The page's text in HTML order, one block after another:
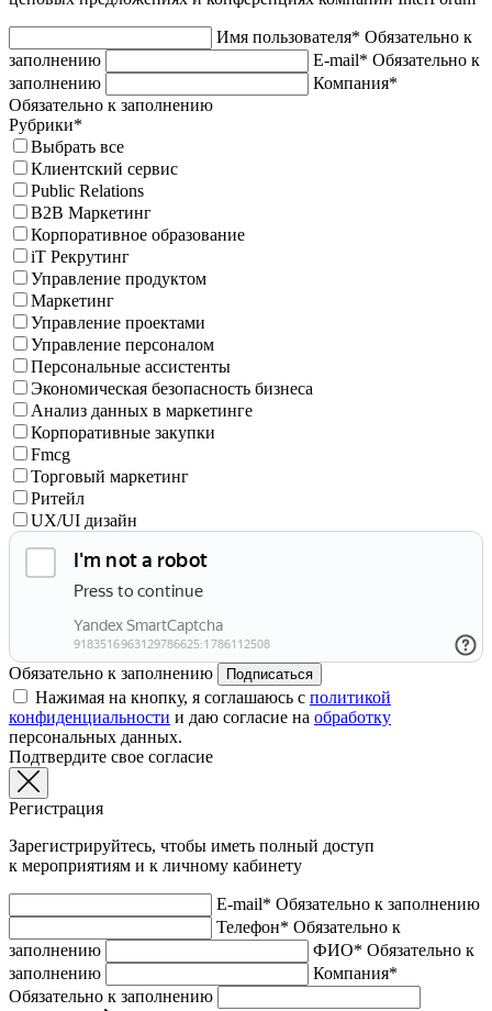
Имя пользователя* Обязательно к
заполнению
E-mail* Обязательно к
заполнению
Компания*
Обязательно к заполнению
Рубрики*
Выбрать все
Клиентский сервис
Public Relations
B2B Маркетинг
Корпоративное образование
iT Рекрутинг
Управление продуктом
Маркетинг
Управление проектами
Управление персоналом
Персональные ассистенты
Экономическая безопасность бизнеса
Анализ данных в маркетинге
Корпоративные закупки
Fmcg
Торговый маркетинг
Ритейл
UX/UI дизайн
Обязательно к заполнению Подписаться
Нажимая на кнопку, я соглашаюсь с политикой
конфиденциальности и даю согласие на обработку
персональных данных.
Подтвердите свое согласие
Регистрация
Зарегистрируйтесь, чтобы иметь полный доступ
к мероприятиям и к личному кабинету
E-mail* Обязательно к заполнению
Телефон* Обязательно к
заполнению
ФИО* Обязательно к
заполнению
Компания*
Обязательно к заполнению